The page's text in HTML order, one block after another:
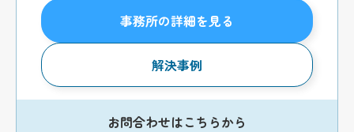
事務所の詳細を見る
解決事例
お問合わせはこちらから